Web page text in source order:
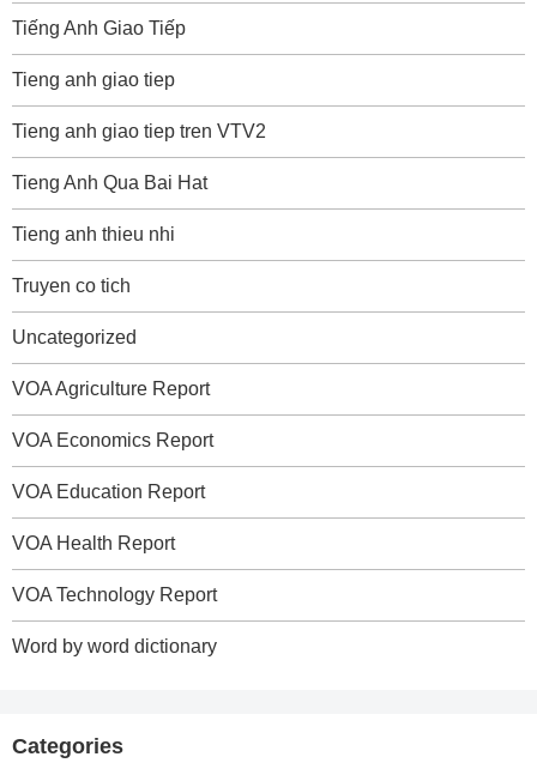
Tiếng Anh Giao Tiếp
Tieng anh giao tiep
Tieng anh giao tiep tren VTV2
Tieng Anh Qua Bai Hat
Tieng anh thieu nhi
Truyen co tich
Uncategorized
VOA Agriculture Report
VOA Economics Report
VOA Education Report
VOA Health Report
VOA Technology Report
Word by word dictionary
Categories